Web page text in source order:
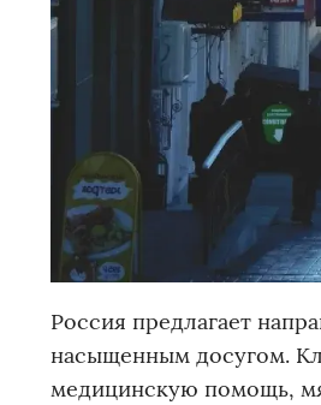
Россия предлагает
насыщенным досугом.
медицинскую помощь,